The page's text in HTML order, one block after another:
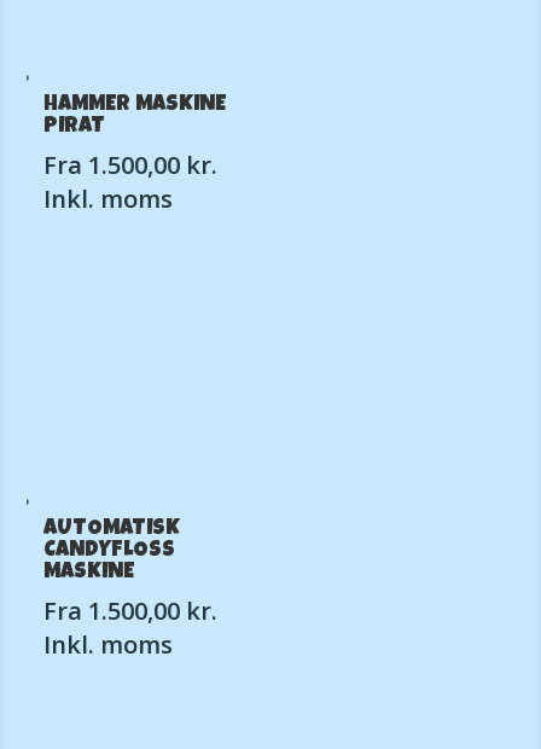
HAMMER MASKINE
PIRAT
Fra 1.500,00 kr.
Inkl. moms
AUTOMATISK
CANDYFLOSS
MASKINE
Fra 1.500,00 kr.
Inkl. moms